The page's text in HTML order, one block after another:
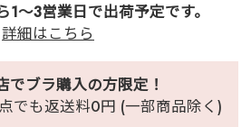
1～3営業日で出荷予定です。
詳細はこちら
でブラ購入の方限定！
でも返送料0円 (一部商品除く)